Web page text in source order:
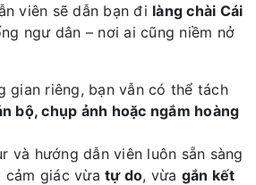
viên sẽ dẫn bạn đi làng chài Cái
ngư dân – nơi ai cũng niềm nở
gian riêng, bạn vẫn có thể tách
bộ, chụp ảnh hoặc ngắm hoàng
và hướng dẫn viên luôn sẵn sàng
cảm giác vừa tự do, vừa gắn kết